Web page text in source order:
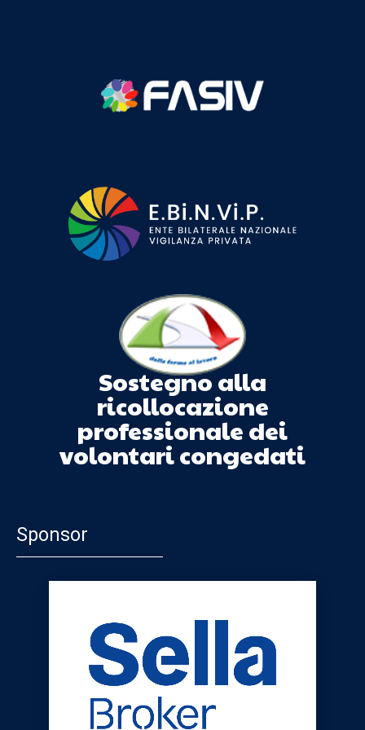
Sostegno alla
ricollocazione
professionale dei
volontari congedati
Sponsor